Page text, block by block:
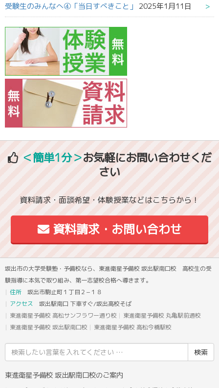
受験生のみんなへ④「当日すべきこと」 2025年1月11日
＜簡単1分＞お気軽にお問い合わせくだ
さい
資料請求・面談希望・体験授業などはこちらから！
資料請求・お問い合わせ
坂出市の大学受験塾・予備校なら、東進衛星予備校 坂出駅南口校 高校生の受
験指導に本気で取り組み、第一志望校合格へ導きます。
住所 坂出市駒止町１丁目２−１８
アクセス 坂出駅南口 下車すぐ/坂出高校そば
東進衛星予備校 高松サンフラワー通り校
東進衛星予備校 丸亀駅前通校
東進衛星予備校 坂出駅南口校
東進衛星予備校 高松今橋駅校
索
結
東進衛星予備校 坂出駅南口校のご案内